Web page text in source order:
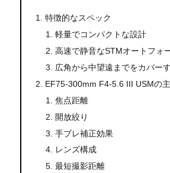
特徴的なスペック
軽量でコンパクトな設計
高速で静音なSTMオートフォ
広角から中望遠までをカバー
EF75-300mm F4-5.6 III USMの
焦点距離
開放絞り
手ブレ補正効果
レンズ構成
最短撮影距離